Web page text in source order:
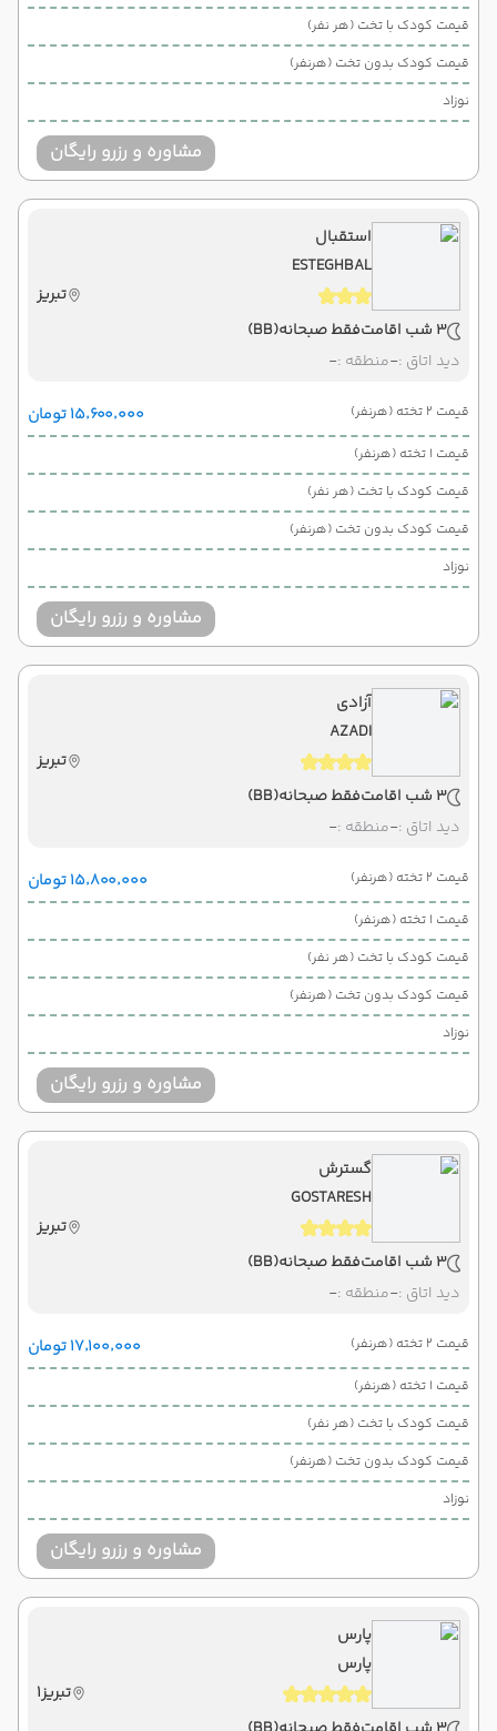
قیمت کودک با تخت (هر نفر)
قیمت کودک بدون تخت (هرنفر)
نوزاد
مشاوره و رزرو رایگان
استقبال
ESTEGHBAL
تبریز
3 شب اقامت
فقط صبحانه(BB)
دید اتاق :-منطقه :-
قیمت 2 تخته (هرنفر) ۱۵٬۶۰۰٬۰۰۰ تومان
قیمت 1 تخته (هرنفر)
قیمت کودک با تخت (هر نفر)
قیمت کودک بدون تخت (هرنفر)
نوزاد
مشاوره و رزرو رایگان
آزادی
AZADI
تبریز
3 شب اقامت
فقط صبحانه(BB)
دید اتاق :-منطقه :-
قیمت 2 تخته (هرنفر) ۱۵٬۸۰۰٬۰۰۰ تومان
قیمت 1 تخته (هرنفر)
قیمت کودک با تخت (هر نفر)
قیمت کودک بدون تخت (هرنفر)
نوزاد
مشاوره و رزرو رایگان
گسترش
GOSTARESH
تبریز
3 شب اقامت
فقط صبحانه(BB)
دید اتاق :-منطقه :-
قیمت 2 تخته (هرنفر) ۱۷٬۱۰۰٬۰۰۰ تومان
قیمت 1 تخته (هرنفر)
قیمت کودک با تخت (هر نفر)
قیمت کودک بدون تخت (هرنفر)
نوزاد
مشاوره و رزرو رایگان
پارس
پارس
تبریز1